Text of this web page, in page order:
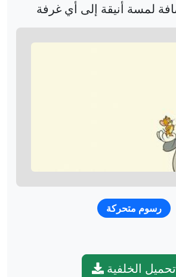
رسوم متحركة
تحميل الخلفية